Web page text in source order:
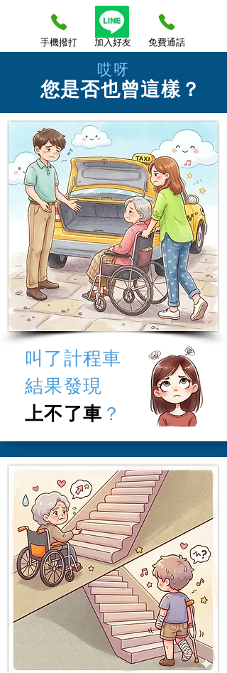
手機撥打 ​加入好友 免費通話
哎呀
您是否也曾這樣？
叫了計程車
​結果發現
上不了車 ？